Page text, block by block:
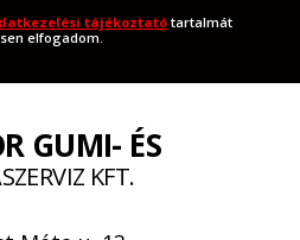
tájékoztatótartalmát
elfogadom.
GUMI- ÉS
KFT.